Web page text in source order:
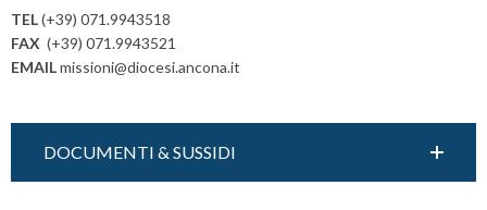
a
v
i
a
i
TEL(+39) 071.9943518
FAX (+39) 071.9943521
EMAILmissioni@diocesi.ancona.it
DOCUMENTI & SUSSIDI